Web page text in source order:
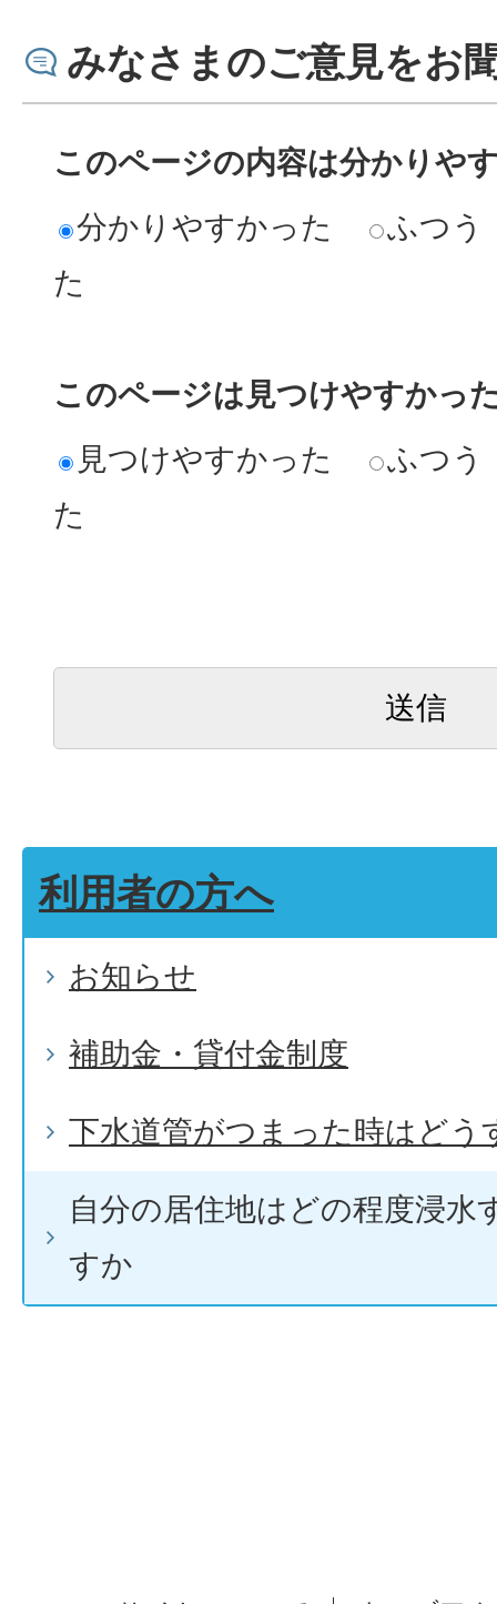
みなさまのご意見をお
このページの内容は分かりや
分かりやすかった
ふつう
た
このページは見つけやすかっ
見つけやすかった
ふつう
た
利用者の方へ
お知らせ
補助金・貸付金制度
下水道管がつまった時はどう
自分の居住地はどの程度浸水
すか